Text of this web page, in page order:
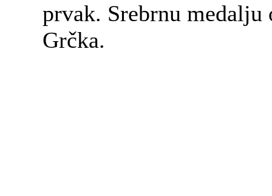
prvak. Srebrnu medalju
Grčka.